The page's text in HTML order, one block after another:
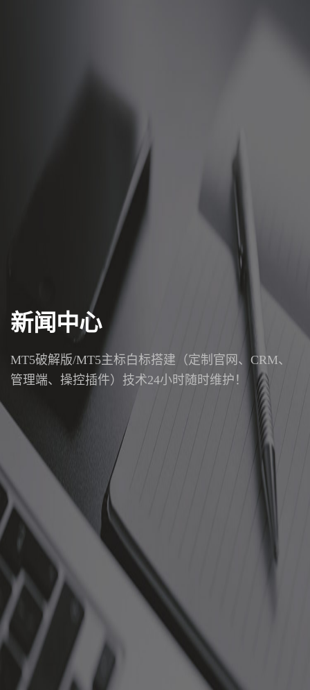
新闻中心
MT5破解版/MT5主标白标搭建（定制官网、CRM、
管理端、操控插件）技术24小时随时维护！